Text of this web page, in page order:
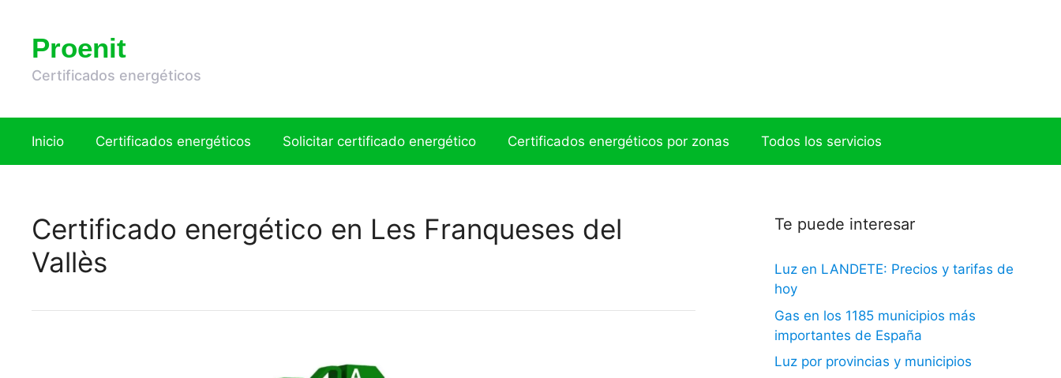
contenidoProenit
Certificados energéticos
Inicio Certificados energéticos Solicitar certificado energético Certificados energéticos por zonas Todos los servicios
Certificado energético en Les Franqueses del
Vallès
Te puede interesar
Luz en LANDETE: Precios y tarifas de
hoy
Gas en los 1185 municipios más
importantes de España
Luz por provincias y municipios